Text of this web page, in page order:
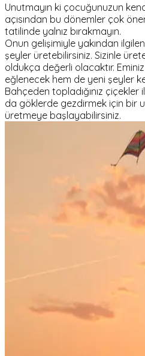
Unutmayın ki çocuğunuzun
açısından bu dönemler çok
tatilinde yalnız bırakmayın.
Onun gelişimiyle yakından
şeyler üretebilirsiniz. Sizinle
oldukça değerli olacaktır.
eğlenecek hem de yeni şeyler
Bahçeden topladığınız
da göklerde gezdirmek için bir
üretmeye başlayabilirsiniz.